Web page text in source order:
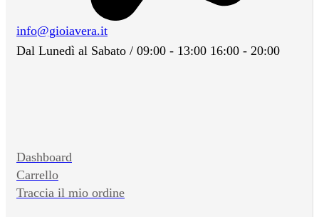
info@gioiavera.it
Dal Lunedì al Sabato / 09:00 - 13:00 16:00 - 20:00
Dashboard
Carrello
Traccia il mio ordine